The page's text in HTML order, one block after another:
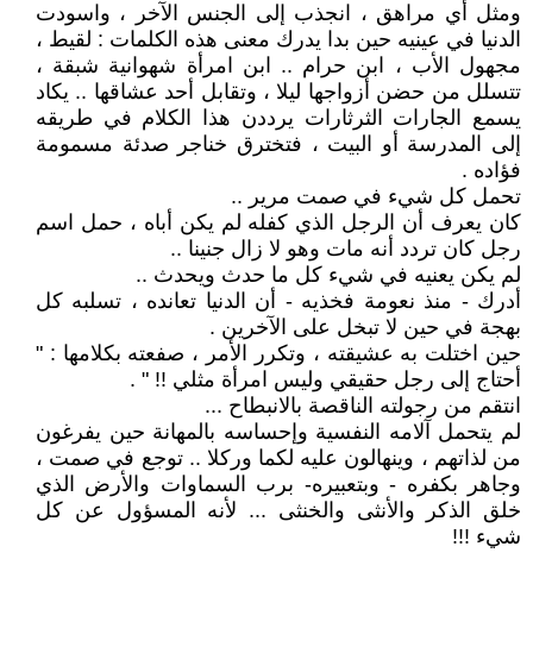
ومثل أي مراهق ، انجذب إلى الجنس الآخر ، واسودت
الدنيا في عينيه حين بدا يدرك معنى هذه الكلمات : لقيط ،
مجهول الأب ، ابن حرام .. ابن امرأة شهوانية شبقة ،
تتسلل من حضن أزواجها ليلا ، وتقابل أحد عشاقها .. يكاد
يسمع الجارات الثرثارات يرددن هذا الكلام في طريقه
إلى المدرسة أو البيت ، فتخترق خناجر صدئة مسمومة
فؤاده .
تحمل كل شيء في صمت مرير ..
كان يعرف أن الرجل الذي كفله لم يكن أباه ، حمل اسم
رجل كان تردد أنه مات وهو لا زال جنينا ..
لم يكن يعنيه في شيء كل ما حدث ويحدث ..
أدرك - منذ نعومة فخذيه - أن الدنيا تعانده ، تسلبه كل
بهجة في حين لا تبخل على الآخرين .
حين اختلت به عشيقته ، وتكرر الأمر ، صفعته بكلامها : "
أحتاج إلى رجل حقيقي وليس امرأة مثلي !! " .
انتقم من رجولته الناقصة بالانبطاح ...
لم يتحمل آلامه النفسية وإحساسه بالمهانة حين يفرغون
من لذاتهم ، وينهالون عليه لكما وركلا .. توجع في صمت ،
وجاهر بكفره - وبتعبيره- برب السماوات والأرض الذي
خلق الذكر والأنثى والخنثى ... لأنه المسؤول عن كل
شيء !!!